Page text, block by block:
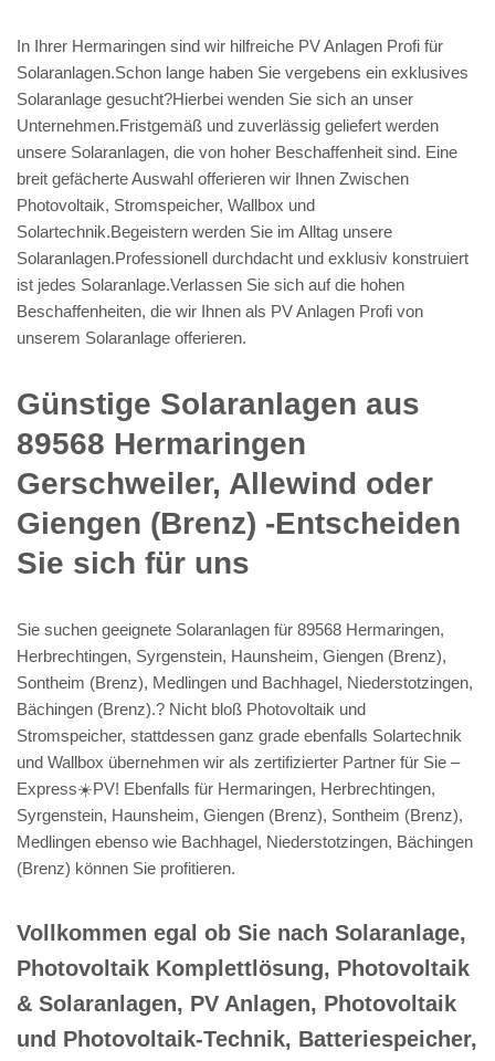
In Ihrer Hermaringen sind wir hilfreiche PV Anlagen Profi für
Solaranlagen.Schon lange haben Sie vergebens ein exklusives
Solaranlage gesucht?Hierbei wenden Sie sich an unser
Unternehmen.Fristgemäß und zuverlässig geliefert werden
unsere Solaranlagen, die von hoher Beschaffenheit sind. Eine
breit gefächerte Auswahl offerieren wir Ihnen Zwischen
Photovoltaik, Stromspeicher, Wallbox und
Solartechnik.Begeistern werden Sie im Alltag unsere
Solaranlagen.Professionell durchdacht und exklusiv konstruiert
ist jedes Solaranlage.Verlassen Sie sich auf die hohen
Beschaffenheiten, die wir Ihnen als PV Anlagen Profi von
unserem Solaranlage offerieren.
Günstige Solaranlagen aus
89568 Hermaringen
Gerschweiler, Allewind oder
Giengen (Brenz) -Entscheiden
Sie sich für uns
Sie suchen geeignete Solaranlagen für 89568 Hermaringen,
Herbrechtingen, Syrgenstein, Haunsheim, Giengen (Brenz),
Sontheim (Brenz), Medlingen und Bachhagel, Niederstotzingen,
Bächingen (Brenz).? Nicht bloß Photovoltaik und
Stromspeicher, stattdessen ganz grade ebenfalls Solartechnik
und Wallbox übernehmen wir als zertifizierter Partner für Sie –
Express☀️PV️! Ebenfalls für Hermaringen, Herbrechtingen,
Syrgenstein, Haunsheim, Giengen (Brenz), Sontheim (Brenz),
Medlingen ebenso wie Bachhagel, Niederstotzingen, Bächingen
(Brenz) können Sie profitieren.
Vollkommen egal ob Sie nach Solaranlage,
Photovoltaik Komplettlösung, Photovoltaik
& Solaranlagen, PV Anlagen, Photovoltaik
und Photovoltaik-Technik, Batteriespeicher,